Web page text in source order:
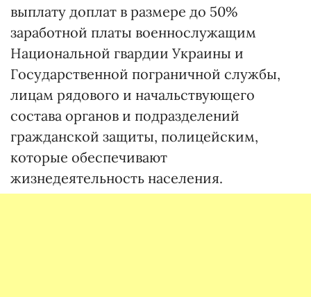
выплату доплат в размере до 50%
заработной платы военнослужащим
Национальной гвардии Украины и
Государственной пограничной службы,
лицам рядового и начальствующего
состава органов и подразделений
гражданской защиты, полицейским,
которые обеспечивают
жизнедеятельность населения.